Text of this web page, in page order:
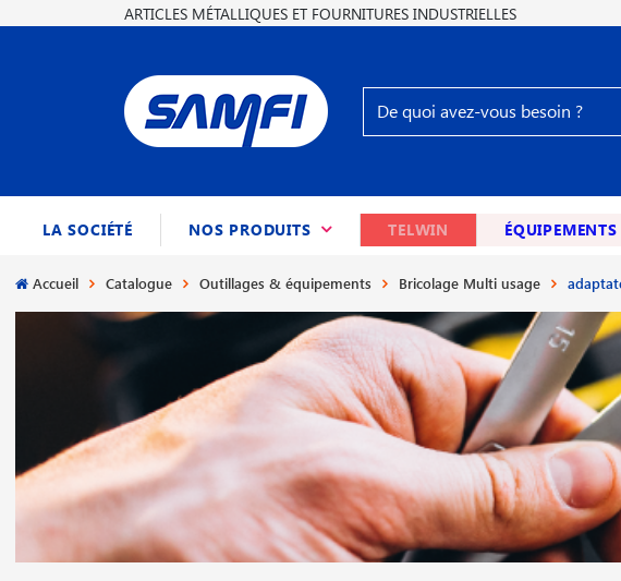
ARTICLES MÉTALLIQUES ET FOURNITURES INDUSTRIELLES
LA SOCIÉTÉ NOS PRODUITS (CURRENT)TELWIN
Accueil Catalogue Outillages & équipements Bricolage Multi usage